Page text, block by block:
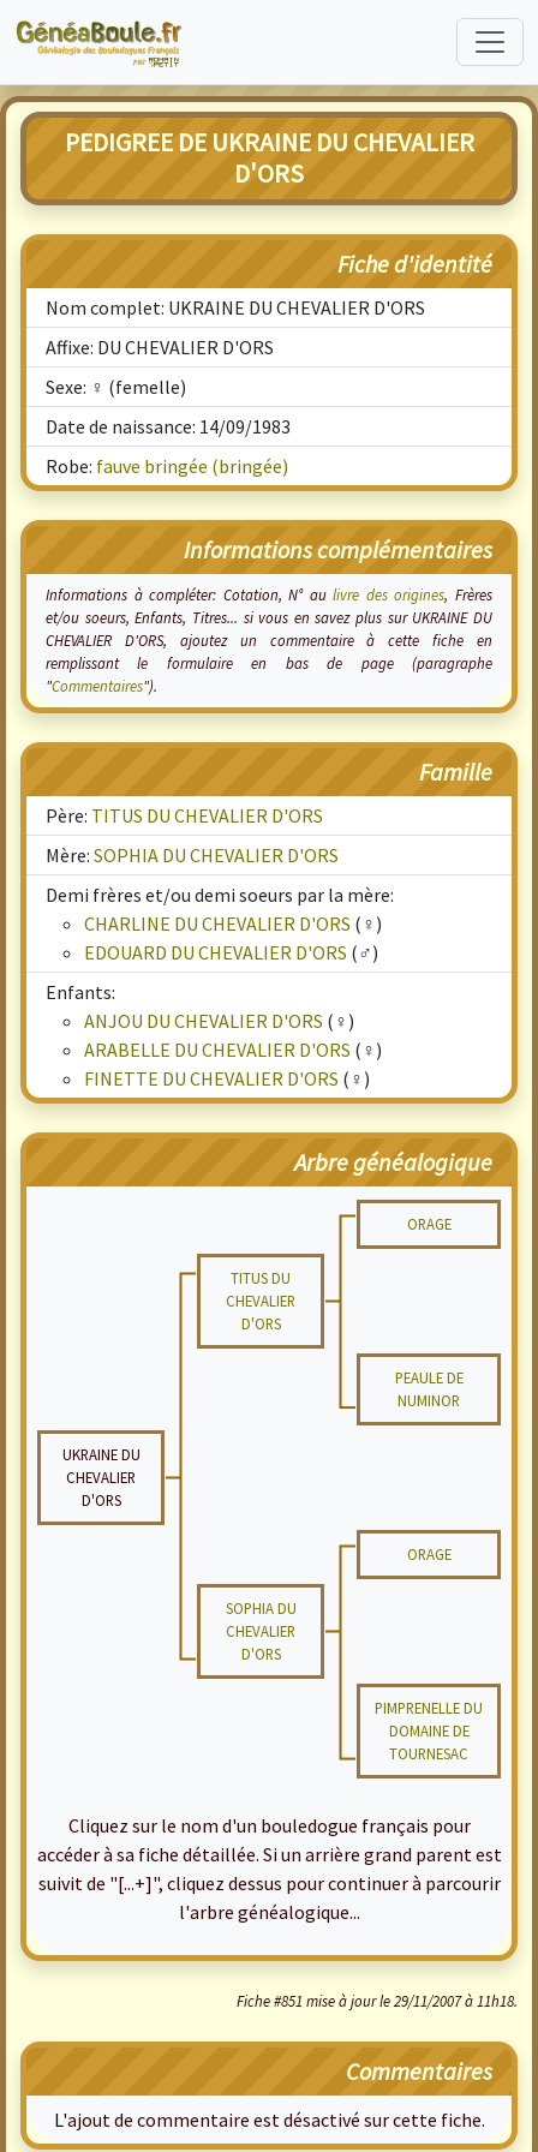
PEDIGREE DE UKRAINE DU CHEVALIER
D'ORS
Fiche d'identité
Nom complet: UKRAINE DU CHEVALIER D'ORS
Affixe: DU CHEVALIER D'ORS
Sexe: ♀ (femelle)
Date de naissance: 14/09/1983
Robe: fauve bringée (bringée)
Informations complémentaires
Informations à compléter: Cotation, N° aulivre des origines, Frères
et/ou soeurs, Enfants, Titres... si vous en savez plus sur UKRAINE DU
CHEVALIER D'ORS, ajoutez un commentaire à cette fiche en
remplissant le formulaire en bas de page (paragraphe
"Commentaires").
Famille
Père: TITUS DU CHEVALIER D'ORS
Mère: SOPHIA DU CHEVALIER D'ORS
Demi frères et/ou demi soeurs par la mère:
CHARLINE DU CHEVALIER D'ORS (♀)
EDOUARD DU CHEVALIER D'ORS (♂)
Enfants:
ANJOU DU CHEVALIER D'ORS (♀)
ARABELLE DU CHEVALIER D'ORS (♀)
FINETTE DU CHEVALIER D'ORS (♀)
Arbre généalogique
ORAGE
TITUS DU
CHEVALIER
D'ORS
PEAULE DE
NUMINOR
UKRAINE DU
CHEVALIER
D'ORS
ORAGE
SOPHIA DU
CHEVALIER
D'ORS
PIMPRENELLE DU
DOMAINE DE
TOURNESAC
Cliquez sur le nom d'un bouledogue français pour
accéder à sa fiche détaillée. Si un arrière grand parent est
suivit de "[...+]", cliquez dessus pour continuer à parcourir
l'arbre généalogique...
Fiche #851 mise à jour le 29/11/2007 à 11h18.
Commentaires
L'ajout de commentaire est désactivé sur cette fiche.